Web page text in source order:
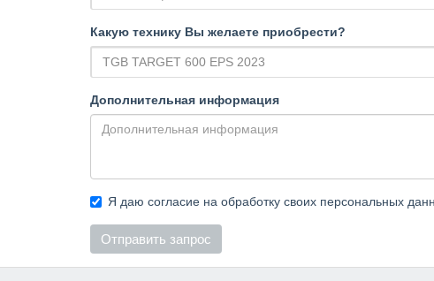
Какую технику Вы желаете приобрести?
Дополнительная информация
Я даю согласие на обработку своих персональных
Отправить запрос